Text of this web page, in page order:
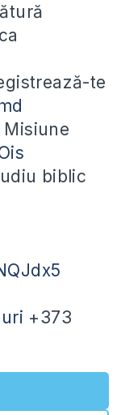
te
biblic
+373